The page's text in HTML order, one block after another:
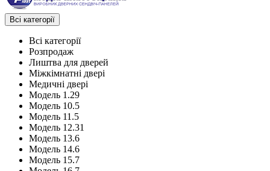
Всі категорії
Всі категорії
Розпродаж
Лиштва для дверей
Міжкімнатні двері
Медичні двері
Модель 1.29
Модель 10.5
Модель 11.5
Модель 12.31
Модель 13.6
Модель 14.6
Модель 15.7